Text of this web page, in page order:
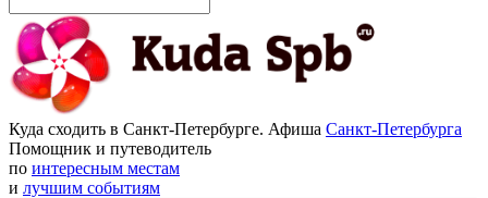
Куда сходить в Санкт-Петербурге. Афиша Санкт-Петербурга
Помощник и путеводитель
по интересным местам
и лучшим событиям